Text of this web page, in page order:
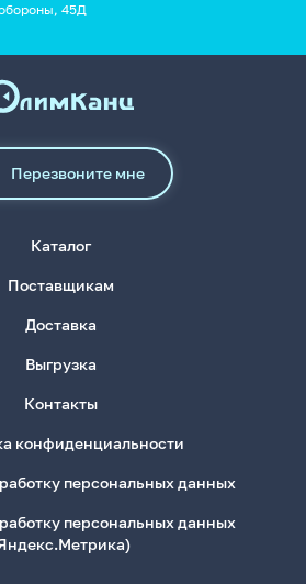
45Д
Перезвоните мне
Каталог
Поставщикам
Доставка
Выгрузка
Контакты
конфиденциальности
персональных данных
персональных данных